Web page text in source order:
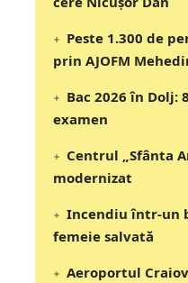
Peste 1.300 de
prin AJOFM
Bac 2026 în Dolj:
examen
Centrul „Sfânta
modernizat
Incendiu într-un
femeie salvată
Aeroportul